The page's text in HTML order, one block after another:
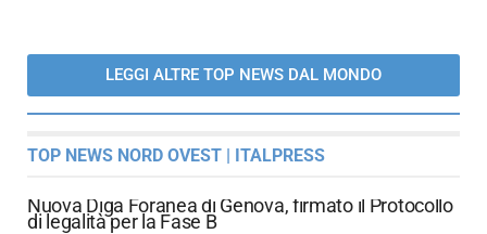
LEGGI ALTRE TOP NEWS DAL MONDO
TOP NEWS NORD OVEST | ITALPRESS
Nuova Diga Foranea di Genova, firmato il Protocollo
di legalità per la Fase B